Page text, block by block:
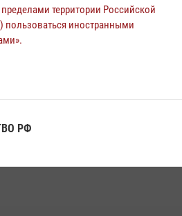
территории Российской
пользоваться иностранными
РФ